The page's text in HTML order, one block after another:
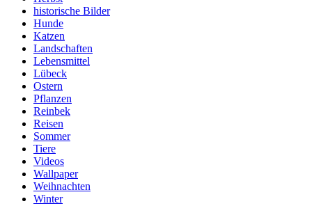
historische Bilder
Hunde
Katzen
Landschaften
Lebensmittel
Lübeck
Ostern
Pflanzen
Reinbek
Reisen
Sommer
Tiere
Videos
Wallpaper
Weihnachten
Winter